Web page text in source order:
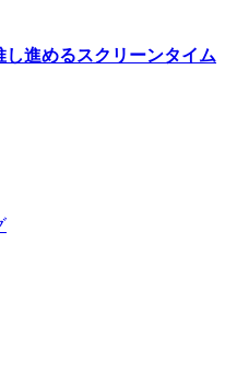
進めるスクリーンタイム